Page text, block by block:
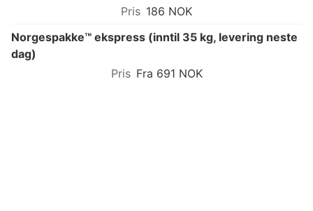
186 NOK
Norgespakke™ ekspress (inntil 35 kg, levering neste
dag)
Fra 691 NOK